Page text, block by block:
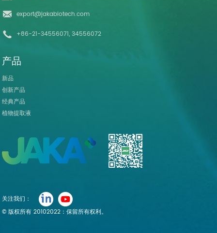
export@jakabiotech.com
+86-21-34556071, 34556072
产品
新品
创新产品
经典产品
植物提取液
关注我们：
© 版权所有 20102022：保留所有权利。